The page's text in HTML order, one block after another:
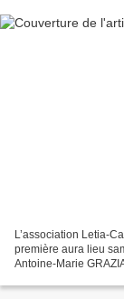
L’association Letia-
première aura lieu
Antoine-Marie